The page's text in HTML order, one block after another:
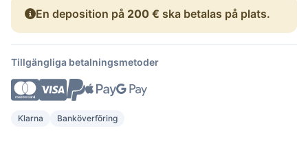
En deposition på 200 € ska betalas på plats.
Tillgängliga betalningsmetoder
Klarna Banköverföring